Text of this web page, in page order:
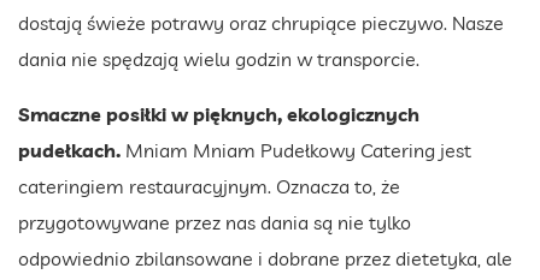
dostają świeże potrawy oraz chrupiące pieczywo. Nasze
dania nie spędzają wielu godzin w transporcie.
Smaczne posiłki w pięknych, ekologicznych
pudełkach. Mniam Mniam Pudełkowy Catering jest
cateringiem restauracyjnym. Oznacza to, że
przygotowywane przez nas dania są nie tylko
odpowiednio zbilansowane i dobrane przez dietetyka, ale